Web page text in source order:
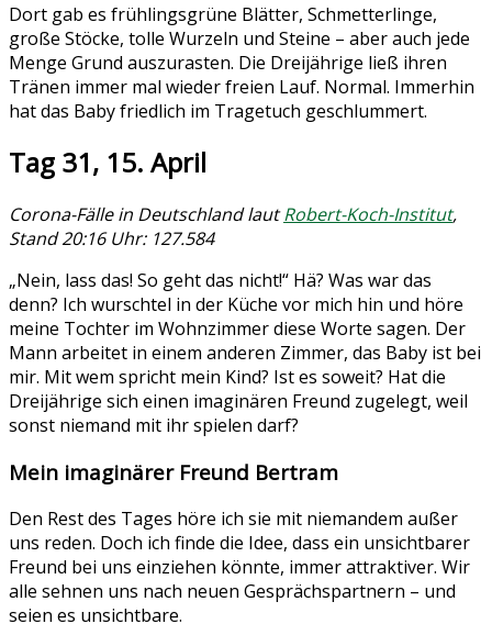
Dort gab es frühlingsgrüne Blätter, Schmetterlinge,
große Stöcke, tolle Wurzeln und Steine – aber auch jede
Menge Grund auszurasten. Die Dreijährige ließ ihren
Tränen immer mal wieder freien Lauf. Normal. Immerhin
hat das Baby friedlich im Tragetuch geschlummert.
Tag 31, 15. April
Corona-Fälle in Deutschland lautRobert-Koch-Institut,
Stand 20:16 Uhr: 127.584
„Nein, lass das! So geht das nicht!“ Hä? Was war das
denn? Ich wurschtel in der Küche vor mich hin und höre
meine Tochter im Wohnzimmer diese Worte sagen. Der
Mann arbeitet in einem anderen Zimmer, das Baby ist bei
mir. Mit wem spricht mein Kind? Ist es soweit? Hat die
Dreijährige sich einen imaginären Freund zugelegt, weil
sonst niemand mit ihr spielen darf?
Mein imaginärer Freund Bertram
Den Rest des Tages höre ich sie mit niemandem außer
uns reden. Doch ich finde die Idee, dass ein unsichtbarer
Freund bei uns einziehen könnte, immer attraktiver. Wir
alle sehnen uns nach neuen Gesprächspartnern – und
seien es unsichtbare.